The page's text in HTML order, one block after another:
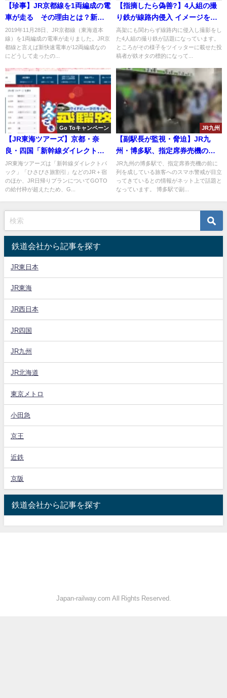
【珍事】JR京都線を1両編成の電
車が走る その理由とは？新快
速は12両編成なのにどうして？
2019年11月28日、JR京都線（東海道本
線）を1両編成の電車が走りました。JR京
都線と言えば新快速電車が12両編成なの
にどうして走ったの...
【指摘したら偽善?】4人組の撮
り鉄が線路内侵入 イメージを下
げるなとその様子をツイッター
載せた投稿者が鉄オタに叩かれ
てしまう
高架にも関わらず線路内に侵入し撮影をし
た4人組の撮り鉄が話題になっています。
ところがその様子をツイッターに載せた投
稿者が鉄オタの標的になって...
Go Toキャンペーン
【JR東海ツアーズ】京都・奈
良・四国「新幹線ダイレクトパ
ック」などはGOTO一時終了が
発表 大阪は継続
JR東海ツアーズは「新幹線ダイレクトパ
ック」「ひさびさ旅割引」などのJR＋宿
のほか、JR日帰りプランについてGOTO
の給付枠が超えたため、G...
JR九州
【副駅長が監視・脅迫】JR九
州・博多駅、指定席券売機の混
雑を隠蔽するため客への警戒が
常態化？
JR九州の博多駅で、指定席券売機の前に
列を成している旅客へのスマホ警戒が目立
ってきているとの情報がネット上で話題と
なっています。 博多駅で副...
鉄道会社から記事を探す
JR東日本
JR東海
JR西日本
JR四国
JR九州
JR北海道
東京メトロ
小田急
京王
近鉄
京阪
鉄道会社から記事を探す
Japan-railway.com All Rights Reserved.